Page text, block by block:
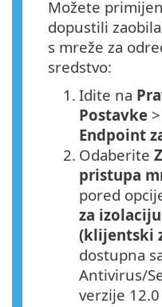
Možete
dopustili
s mreže za
sredstvo:
1. Idite na
Postavke
Endpoint
2. Odaberite
pristupa
pored
za
(klijentski
dostupna
Antivirus/
verzije